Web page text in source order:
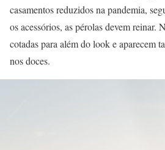
casamentos reduzidos na pandemia,
os acessórios, as pérolas devem reinar.
cotadas para além do look e aparecem
nos doces.